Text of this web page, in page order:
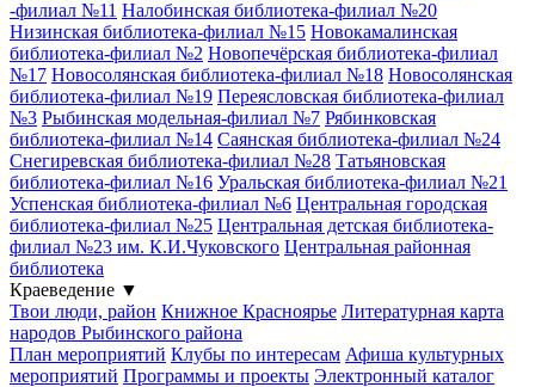
-филиал №11 Налобинская библиотека-филиал №20
Низинская библиотека-филиал №15 Новокамалинская
библиотека-филиал №2 Новопечёрская библиотека-филиал
№17 Новосолянская библиотека-филиал №18 Новосолянская
библиотека-филиал №19 Переясловская библиотека-филиал
№3 Рыбинская модельная-филиал №7 Рябинковская
библиотека-филиал №14 Саянская библиотека-филиал №24
Снегиревская библиотека-филиал №28 Татьяновская
библиотека-филиал №16 Уральская библиотека-филиал №21
Успенская библиотека-филиал №6 Центральная городская
библиотека-филиал №25 Центральная детская библиотека-
филиал №23 им. К.И.Чуковского Центральная районная
библиотека
Краеведение ▼
Твои люди, район Книжное Красноярье Литературная карта
народов Рыбинского района
План мероприятий Клубы по интересам Афиша культурных
мероприятий Программы и проекты Электронный каталог